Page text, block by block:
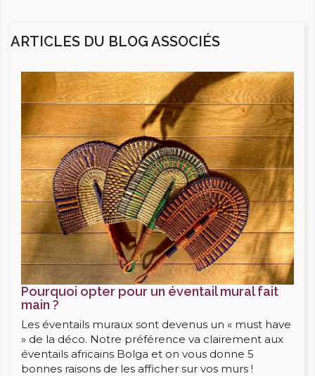
ARTICLES DU BLOG ASSOCIÉS
Pourquoi opter pour un éventail mural fait
main ?
Les éventails muraux sont devenus un « must have
» de la déco. Notre préférence va clairement aux
éventails africains Bolga et on vous donne 5
bonnes raisons de les afficher sur vos murs !